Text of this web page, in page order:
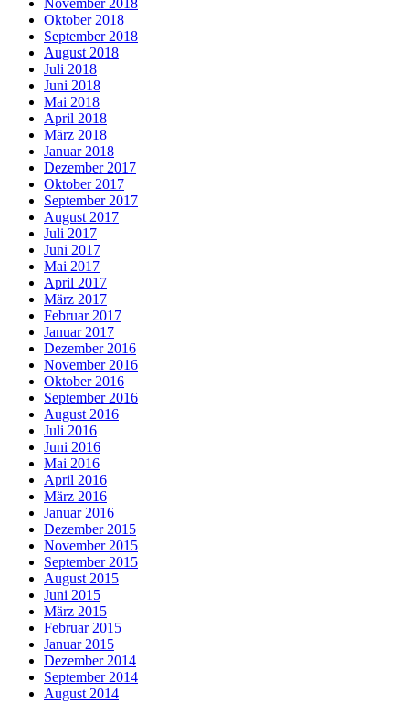
Oktober 2018
September 2018
August 2018
Juli 2018
Juni 2018
Mai 2018
April 2018
März 2018
Januar 2018
Dezember 2017
Oktober 2017
September 2017
August 2017
Juli 2017
Juni 2017
Mai 2017
April 2017
März 2017
Februar 2017
Januar 2017
Dezember 2016
November 2016
Oktober 2016
September 2016
August 2016
Juli 2016
Juni 2016
Mai 2016
April 2016
März 2016
Januar 2016
Dezember 2015
November 2015
September 2015
August 2015
Juni 2015
März 2015
Februar 2015
Januar 2015
Dezember 2014
September 2014
August 2014